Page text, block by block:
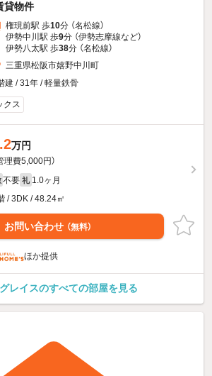
貸物件
権現前駅 歩10分 （名松線）
伊勢中川駅 歩9分 （伊勢志摩線など）
伊勢八太駅 歩38分 （名松線）
三重県松阪市嬉野中川町
建 / 31年 / 軽量鉄骨
クス
万円
理費5,000円）
不要 礼 1.0ヶ月
/ 3DK / 48.24㎡
お問い合わせ （無料）
ほか提供
レイスのすべての部屋を見る